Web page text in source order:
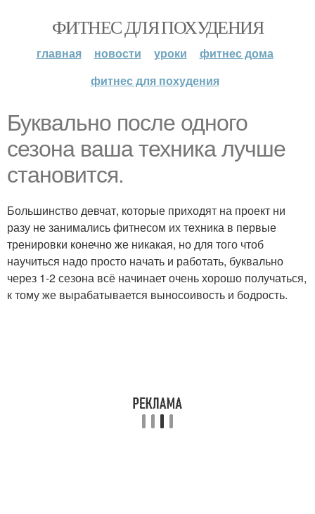
ФИТНЕС ДЛЯ ПОХУДЕНИЯ
главная новости уроки
фитнес дома
фитнес для похудения
Буквально после одного
сезона ваша техника лучше
становится.
Большинство девчат, которые приходят на проект ни
разу не занимались фитнесом их техника в первые
тренировки конечно же никакая, но для того чтоб
научиться надо просто начать и работать, буквально
через 1-2 сезона всё начинает очень хорошо получаться,
к тому же вырабатывается выносоивость и бодрость.